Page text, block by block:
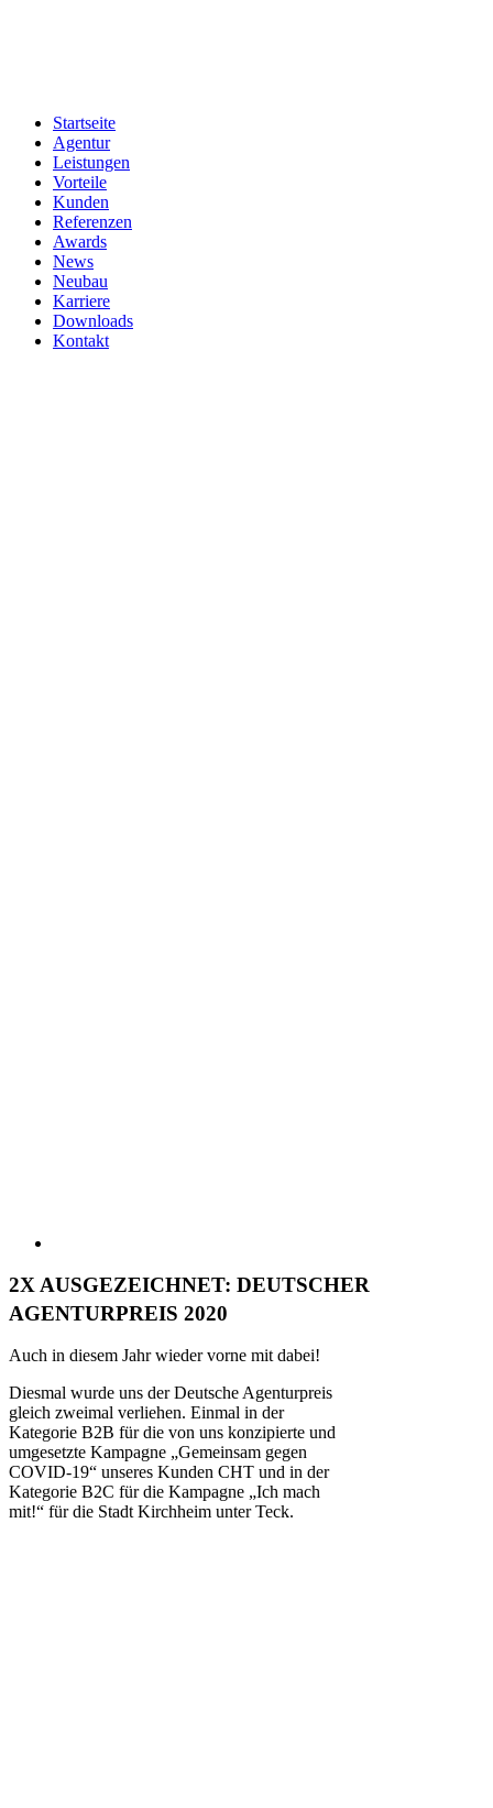
Startseite
Agentur
Leistungen
Vorteile
Kunden
Referenzen
Awards
News
Neubau
Karriere
Downloads
Kontakt
2X AUSGEZEICHNET: DEUTSCHER
AGENTURPREIS 2020
Auch in diesem Jahr wieder vorne mit dabei!
Diesmal wurde uns der Deutsche Agenturpreis
gleich zweimal verliehen. Einmal in der
Kategorie B2B für die von uns konzipierte und
umgesetzte Kampagne „Gemeinsam gegen
COVID-19“ unseres Kunden CHT und in der
Kategorie B2C für die Kampagne „Ich mach
mit!“ für die Stadt Kirchheim unter Teck.